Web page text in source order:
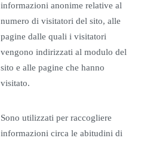
informazioni anonime relative al
numero di visitatori del sito, alle
pagine dalle quali i visitatori
vengono indirizzati al modulo del
sito e alle pagine che hanno
visitato.
Sono utilizzati per raccogliere
informazioni circa le abitudini di